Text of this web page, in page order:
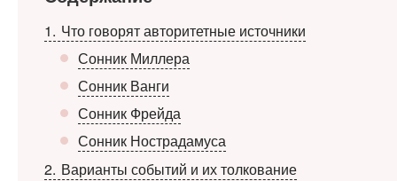
1
Что говорят авторитетные источники
Сонник Миллера
Сонник Ванги
Сонник Фрейда
Сонник Нострадамуса
2 Варианты событий и их толкование